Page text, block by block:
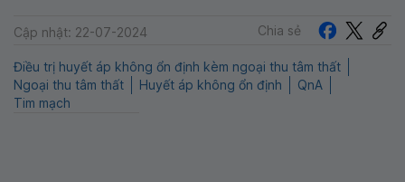
Cập nhật: 22-07-2024 Chia sẻ
Điều trị huyết áp không ổn định kèm ngoại thu tâm thất
Ngoại thu tâm thất
Huyết áp không ổn định
QnA
Tim mạch